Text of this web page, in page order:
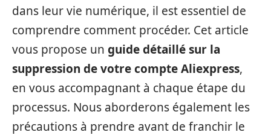
dans leur vie numérique, il est essentiel de
comprendre comment procéder. Cet article
vous propose un guide détaillé sur la
suppression de votre compte Aliexpress,
en vous accompagnant à chaque étape du
processus. Nous aborderons également les
précautions à prendre avant de franchir le